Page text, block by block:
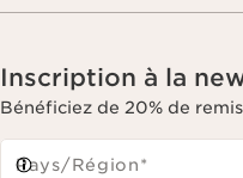
Inscription à la
Bénéficiez de 20% de
Pays/Région*